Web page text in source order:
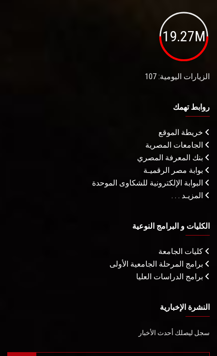
19.27M
الزيارات اليومية: 107
روابط تهمك
خريطة الموقع
الجامعات المصرية
بنك المعرفة المصري
بوابة مصر الرقميـة
البوابة الإلكترونية للشكاوى الموحدة
المزيـد . . .
الكليات و البرامج النوعية
كليات الجامعة
برامج المرحلة الجامعية الأولى
برامج الدراسات العليا
النشرة الإخبارية
سجل ليصلك أحدث الأخبار